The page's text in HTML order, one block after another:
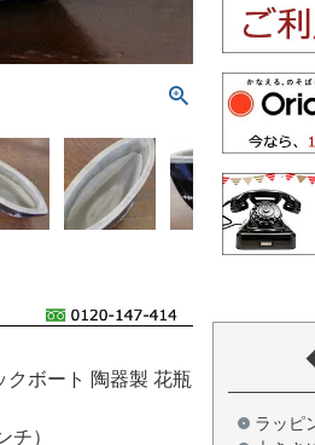
クボート 陶器製 花瓶
チ）
ラッピ